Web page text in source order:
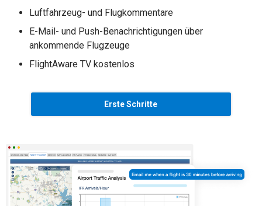
Luftfahrzeug- und Flugkommentare
E-Mail- und Push-Benachrichtigungen über
ankommende Flugzeuge
FlightAware TV kostenlos
Erste Schritte